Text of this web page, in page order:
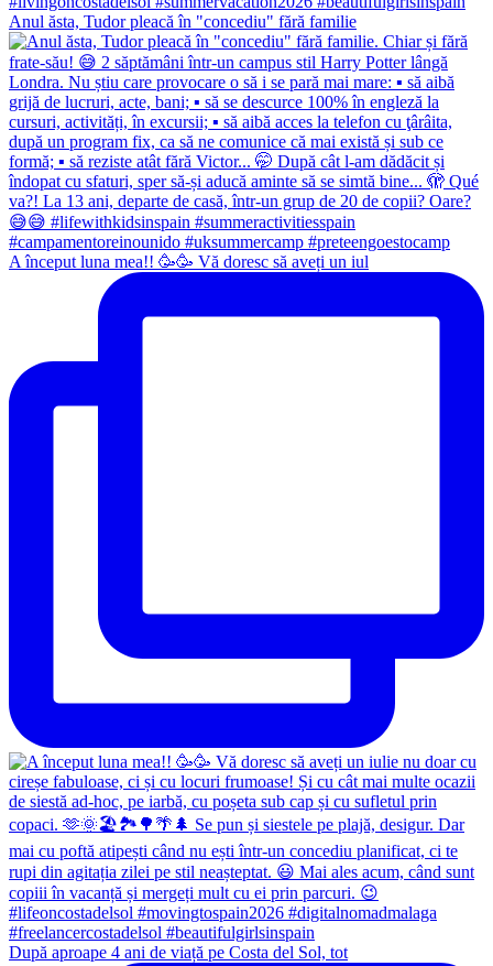
Anul ăsta, Tudor pleacă în "concediu" fără familie
A început luna mea!! 🥳🥳 Vă doresc să aveți un iul
După aproape 4 ani de viață pe Costa del Sol, tot